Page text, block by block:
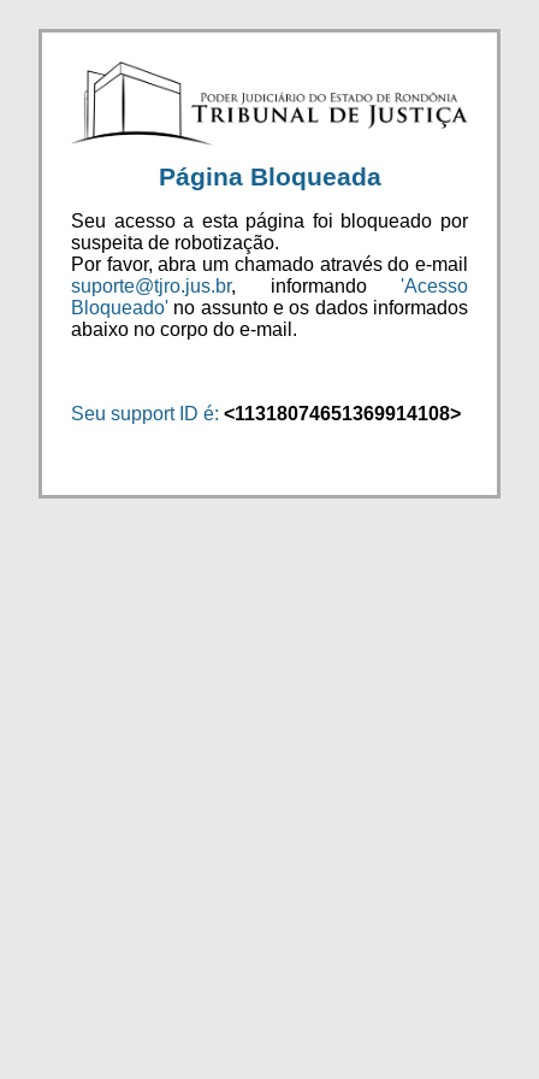
Página Bloqueada
Seu acesso a esta página foi bloqueado por
suspeita de robotização.
Por favor, abra um chamado através do e-mail
suporte@tjro.jus.br, informando 'Acesso
Bloqueado' no assunto e os dados informados
abaixo no corpo do e-mail.
Seu support ID é: <11318074651369914108>